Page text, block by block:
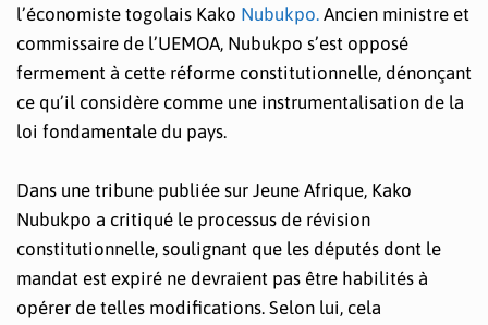
l’économiste togolais Kako Nubukpo. Ancien ministre et
commissaire de l’UEMOA, Nubukpo s’est opposé
fermement à cette réforme constitutionnelle, dénonçant
ce qu’il considère comme une instrumentalisation de la
loi fondamentale du pays.
Dans une tribune publiée sur Jeune Afrique, Kako
Nubukpo a critiqué le processus de révision
constitutionnelle, soulignant que les députés dont le
mandat est expiré ne devraient pas être habilités à
opérer de telles modifications. Selon lui, cela